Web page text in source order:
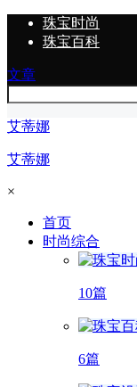
珠宝时尚
珠宝百科
文章
艾蒂娜
艾蒂娜
×
首页
时尚综合
10篇
6篇